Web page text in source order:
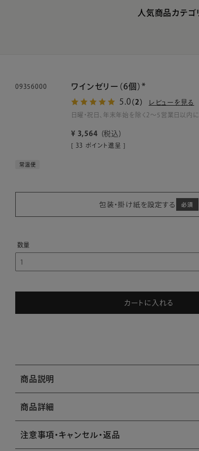
人気商品カテゴ
09356000
ワインゼリー（6個）*
5.0 （2） レビューを見る
日曜・祝日、年末年始を除く2～5営業日以内
¥ 3,564 税込
[ 33 ポイント進呈 ]
常温便
包装・掛け紙を設定する
カートに入れる
商品説明
商品詳細
注意事項・キャンセル・返品